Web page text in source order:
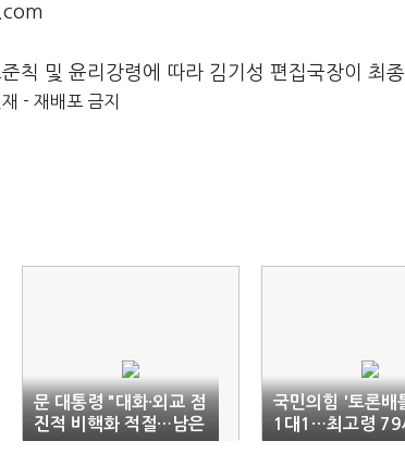
칙 및 윤리강령에 따라 김기성 편집국장이 최종
- 재배포 금지
문 대통령 "대화·외교 점
진적 비핵화 적절…남은
임기 역할 다할 것"(종
국민의힘 '토론배
1대1…최고령 79
연소 18세